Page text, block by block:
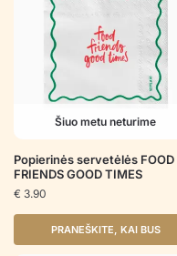
Šiuo metu neturime
Popierinės servetėlės FOOD
FRIENDS GOOD TIMES
€ 3.90
PRANEŠKITE, KAI BUS